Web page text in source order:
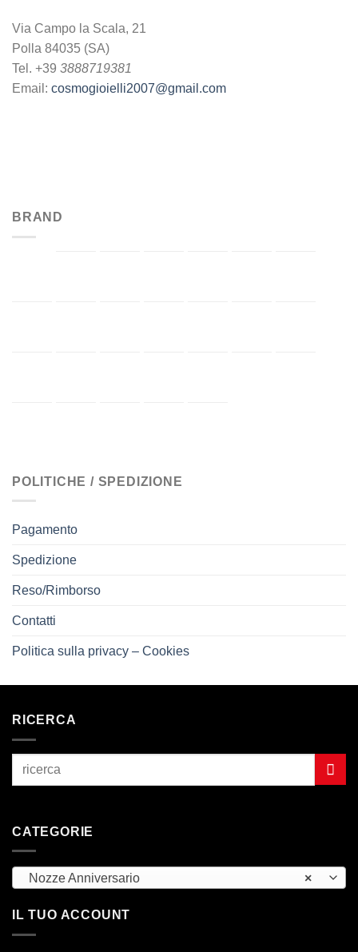
Via Campo la Scala, 21
Polla 84035 (SA)
Tel. +39 3888719381
Email: cosmogioielli2007@gmail.com
BRAND
POLITICHE / SPEDIZIONE
Pagamento
Spedizione
Reso/Rimborso
Contatti
Politica sulla privacy – Cookies
RICERCA
CATEGORIE
×
Nozze Anniversario
IL TUO ACCOUNT